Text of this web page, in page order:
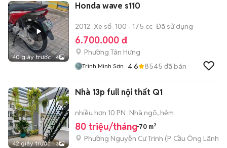
40 giây trước 4
Honda wave s110
2012 Xe số 100 - 175 cc Đã sử dụng
6.700.000 đ
Phường Tân Hưng
Trình Minh Sơn 4.6 8545 đã bán
42 giây trước 3
Nhà 13p full nội thất Q1
nhiều hơn 10 PN Nhà ngõ, hẻm
80 triệu/tháng 70 m²
Phường Nguyễn Cư Trinh (P. Cầu Ông Lãnh